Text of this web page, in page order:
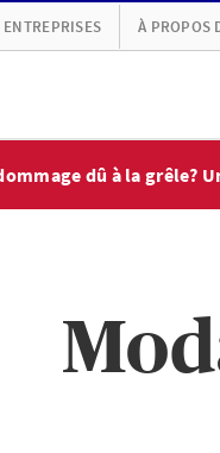
À PROPOS
dû à la grêle?